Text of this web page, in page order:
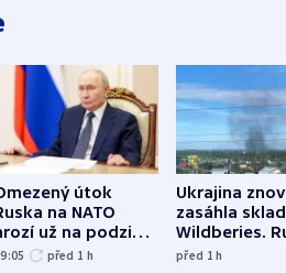
útok
na NATO
už na podzim,
tajné služby
před 1 h
Ukrajina
zasáhla
Wildberies.
útočili v
před 1h